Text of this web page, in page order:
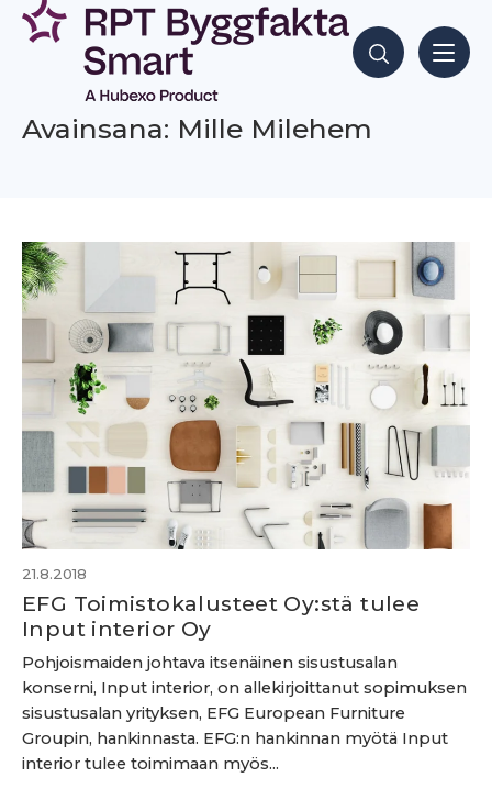
Siirry
sisältöön
Hae sisältöjä
Avainsana: Mille Milehem
21.8.2018
EFG Toimistokalusteet Oy:stä tulee
Input interior Oy
Pohjoismaiden johtava itsenäinen sisustusalan
konserni, Input interior, on allekirjoittanut sopimuksen
sisustusalan yrityksen, EFG European Furniture
Groupin, hankinnasta. EFG:n hankinnan myötä Input
interior tulee toimimaan myös...